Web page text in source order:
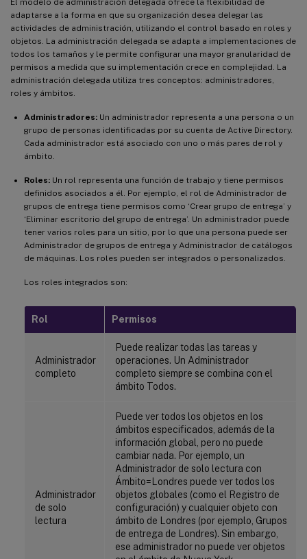
adaptarse a la forma en que su organización desea delegar las
actividades de administración, utilizando el control basado en roles y
objetos. La administración delegada se adapta a implementaciones de
todos los tamaños y le permite configurar una mayor granularidad de
permisos a medida que su implementación crece en complejidad. La
administración delegada utiliza tres conceptos: administradores,
roles y ámbitos.
Administradores: Un administrador representa a una persona o un
grupo de personas identificadas por su cuenta de Active Directory.
Cada administrador está asociado con uno o más pares de rol y
ámbito.
Roles: Un rol representa una función de trabajo y tiene permisos
definidos asociados a él. Por ejemplo, el rol de Administrador de
grupos de entrega tiene permisos como ‘Crear grupo de entrega’ y
‘Eliminar escritorio del grupo de entrega’. Un administrador puede
tener varios roles para un sitio, por lo que una persona puede ser
Administrador de grupos de entrega y Administrador de catálogos
de máquinas. Los roles pueden ser integrados o personalizados.
Los roles integrados son:
Rol Permisos
Administrador
completo
Puede realizar todas las tareas y
operaciones. Un Administrador
completo siempre se combina con el
ámbito Todos.
Administrador
de solo
lectura
Puede ver todos los objetos en los
ámbitos especificados, además de la
información global, pero no puede
cambiar nada. Por ejemplo, un
Administrador de solo lectura con
Ámbito=Londres puede ver todos los
objetos globales (como el Registro de
configuración) y cualquier objeto con
ámbito de Londres (por ejemplo, Grupos
de entrega de Londres). Sin embargo,
ese administrador no puede ver objetos